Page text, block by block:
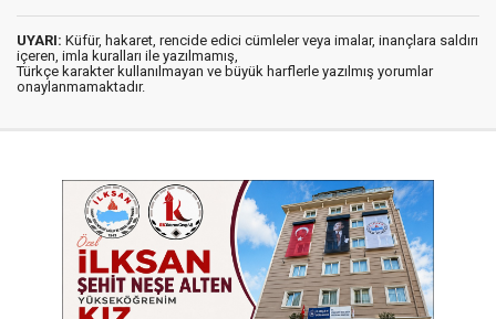
UYARI: Küfür, hakaret, rencide edici cümleler veya imalar, inançlara saldırı
içeren, imla kuralları ile yazılmamış,
Türkçe karakter kullanılmayan ve büyük harflerle yazılmış yorumlar
onaylanmamaktadır.